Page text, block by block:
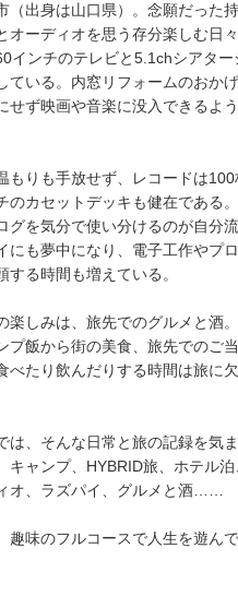
（出身は山口県）。念願だった
オーディオを思う存分楽しむ日
インチのテレビと5.1chシアター
ている。内窓リフォームのおかげ
せず映画や音楽に没入できるよ
もりも手放せず、レコードは100
のカセットデッキも健在である
グを気分で使い分けるのが自分
にも夢中になり、電子工作やプ
する時間も増えている。
楽しみは、旅先でのグルメと酒
プ飯から街の美食、旅先でのご
べたり飲んだりする時間は旅に
は、そんな日常と旅の記録を気
キャンプ、HYBRID旅、ホテル泊
オ、ラズパイ、グルメと酒……
趣味のフルコースで人生を遊ん